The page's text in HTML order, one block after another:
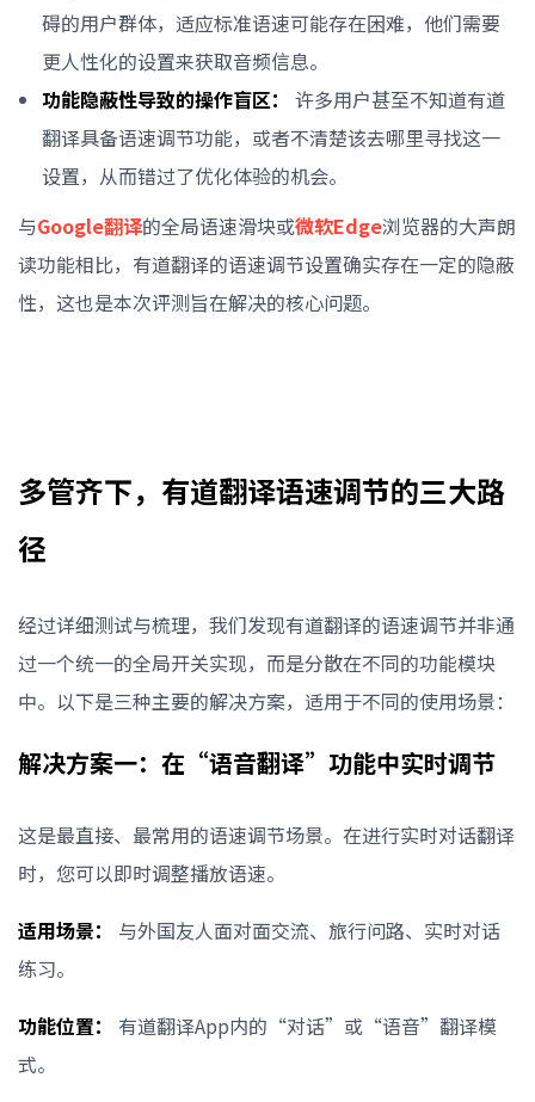
碍的用户群体，适应标准语速可能存在困难，他们需要
更人性化的设置来获取音频信息。
功能隐蔽性导致的操作盲区：
许多用户甚至不知道有道
翻译具备语速调节功能，或者不清楚该去哪里寻找这一
设置，从而错过了优化体验的机会。
与Google翻译的全局语速滑块或微软Edge浏览器的大声朗
读功能相比，有道翻译的语速调节设置确实存在一定的隐蔽
性，这也是本次评测旨在解决的核心问题。
多管齐下，有道翻译语速调节的三大路
径
经过详细测试与梳理，我们发现有道翻译的语速调节并非通
过一个统一的全局开关实现，而是分散在不同的功能模块
中。以下是三种主要的解决方案，适用于不同的使用场景：
解决方案一：在“语音翻译”功能中实时调节
这是最直接、最常用的语速调节场景。在进行实时对话翻译
时，您可以即时调整播放语速。
适用场景：
与外国友人面对面交流、旅行问路、实时对话
练习。
功能位置：
有道翻译App内的“对话”或“语音”翻译模
式。